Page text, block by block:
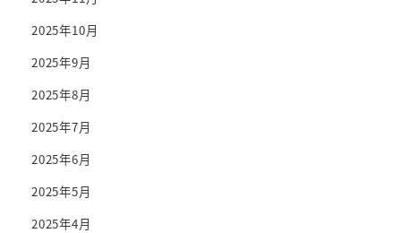
2025年10月
2025年9月
2025年8月
2025年7月
2025年6月
2025年5月
2025年4月